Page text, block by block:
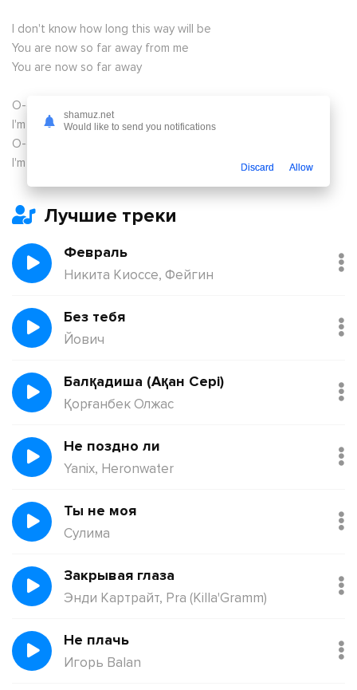
I don't know how long this way will be
You are now so far away from me
You are now so far away
O-o-o-oh, o-o-o-oh, o-o-o-oh
I'm stronger than you think
O-o-o-oh, o-o-o-oh, o-o-o-oh
I'm stronger than you
Лучшие треки
Февраль
Никита Киоссе, Фейгин
Без тебя
Йович
Балқадиша (Ақан Сері)
Қорғанбек Олжас
Не поздно ли
Yanix, Heronwater
Ты не моя
Сулима
Закрывая глаза
Энди Картрайт, Pra (Killa'Gramm)
Не плачь
Игорь Balan
shamuz.net
Would like to send you notifications
Discard Allow